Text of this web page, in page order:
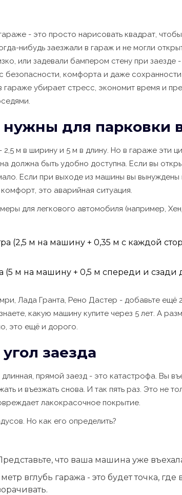
- это просто нарисовать квадрат,
нибудь заезжали в гараж и не могли
или задевали бампером стену при заезде -
безопасности, комфорта и даже
гараже убирает стресс, экономит время и
для парковки
2,5 м в ширину и 5 м в длину. Но в гараже эти
должна быть удобно доступна. Если вы
Если при выходе из машины вы вынуждены
это аварийная ситуация.
для легкового автомобиля (например,
(2,5 м на машину + 0,35 м с каждой
(5 м на машину + 0,5 м спереди и сзади
Лада Гранта, Рено Дастер - добавьте ещё
какую машину купите через 5 лет. А
это ещё и дорого.
заезда
прямой заезд - это катастрофа. Вы
и въезжать снова. И так пять раз. Это не
лакокрасочное покрытие.
Но как его определить?
что ваша машина уже
вглубь гаража - это будет точка,